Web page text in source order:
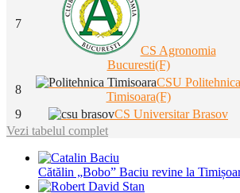
7
CS Agronomia
Bucuresti(F)
8
CSU Politehnica
Timisoara(F)
9
CS Universitar Brasov
Vezi tabelul complet
Cătălin „Bobo” Baciu revine la